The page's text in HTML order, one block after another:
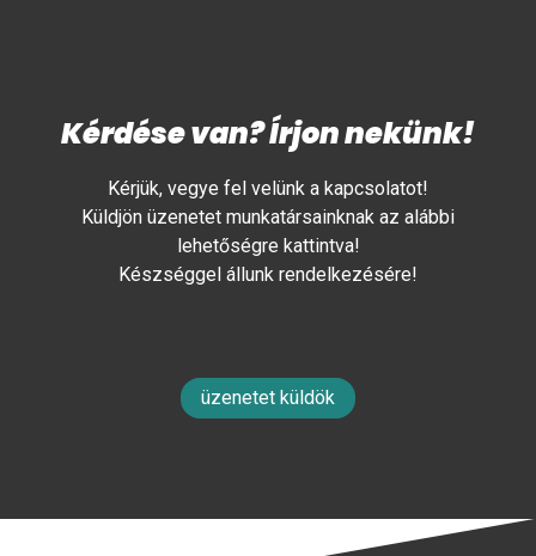
Kérdése van? Írjon nekünk!
Kérjük, vegye fel velünk a kapcsolatot!
Küldjön üzenetet munkatársainknak az alábbi
lehetőségre kattintva!
Készséggel állunk rendelkezésére!
üzenetet küldök